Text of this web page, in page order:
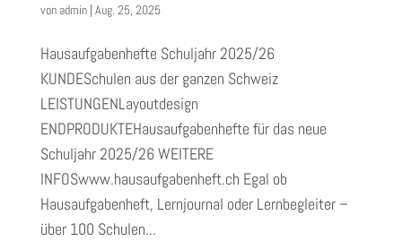
von admin| Aug. 25, 2025
Hausaufgabenhefte Schuljahr 2025/26
KUNDESchulen aus der ganzen Schweiz
LEISTUNGENLayoutdesign
ENDPRODUKTEHausaufgabenhefte für das neue
Schuljahr 2025/26 WEITERE
INFOSwww.hausaufgabenheft.ch Egal ob
Hausaufgabenheft, Lernjournal oder Lernbegleiter –
über 100 Schulen...